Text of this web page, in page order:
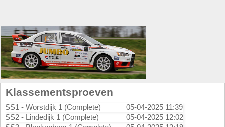
Klassementsproeven
SS1 - Worstdijk 1 (Complete)
05-04-2025 11:39
SS2 - Lindedijk 1 (Complete)
05-04-2025 12:02